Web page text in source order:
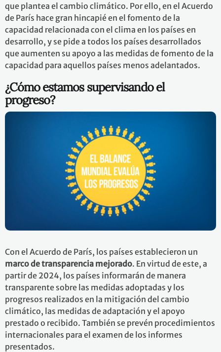
que plantea el cambio climático. Por ello, en el Acuerdo
de París hace gran hincapié en el fomento de la
capacidad relacionada con el clima en los países en
desarrollo, y se pide a todos los países desarrollados
que aumenten su apoyo a las medidas de fomento de la
capacidad para aquellos países menos adelantados.
¿Cómo estamos supervisando el
progreso?
Con el Acuerdo de París, los países establecieron un
marco de transparencia mejorado. En virtud de este, a
partir de 2024, los países informarán de manera
transparente sobre las medidas adoptadas y los
progresos realizados en la mitigación del cambio
climático, las medidas de adaptación y el apoyo
prestado o recibido. También se prevén procedimientos
internacionales para el examen de los informes
presentados.